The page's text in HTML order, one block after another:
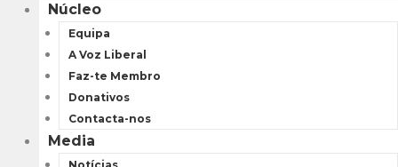
Núcleo
Equipa
A Voz Liberal
Faz-te Membro
Donativos
Contacta-nos
Media